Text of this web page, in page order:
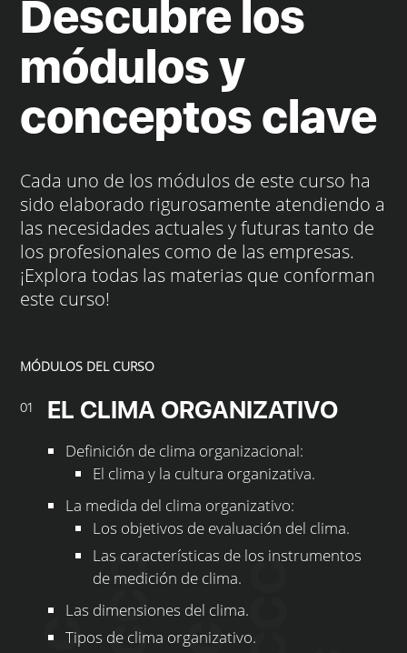
Descubre los
módulos y
conceptos clave
Cada uno de los módulos de este curso ha
sido elaborado rigurosamente atendiendo a
las necesidades actuales y futuras tanto de
los profesionales como de las empresas.
¡Explora todas las materias que conforman
este curso!
MÓDULOS DEL CURSO
01 EL CLIMA ORGANIZATIVO
Definición de clima organizacional:
El clima y la cultura organizativa.
La medida del clima organizativo:
Los objetivos de evaluación del clima.
Las características de los instrumentos
de medición de clima.
Las dimensiones del clima.
Tipos de clima organizativo.